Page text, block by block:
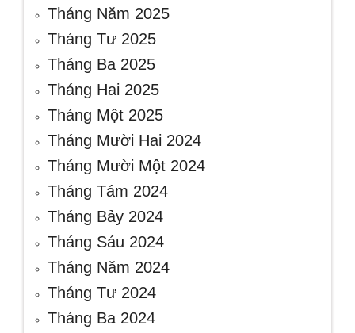
Tháng Năm 2025
Tháng Tư 2025
Tháng Ba 2025
Tháng Hai 2025
Tháng Một 2025
Tháng Mười Hai 2024
Tháng Mười Một 2024
Tháng Tám 2024
Tháng Bảy 2024
Tháng Sáu 2024
Tháng Năm 2024
Tháng Tư 2024
Tháng Ba 2024